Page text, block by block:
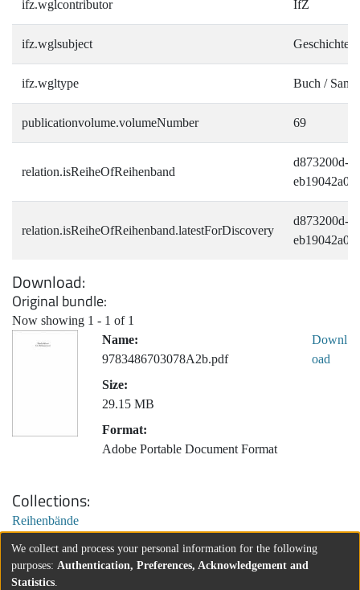
ifz.wglcontributor IfZ
ifz.wglsubject Geschichte
ifz.wgltype Buch /
publicationvolume.volumeNumber 69
relation.isReiheOfReihenband
d873200d-
relation.isReiheOfReihenband.latestForDiscovery
d873200d-
Download
Original bundle
Now showing 1 - 1 of 1
Name:
9783486703078A2b.pdf
Size:
29.15 MB
Format:
Adobe Portable Document Format
Downl
oad
Collections
Reihenbände
We collect and process your personal information for the following
purposes: Authentication, Preferences, Acknowledgement and
Statistics